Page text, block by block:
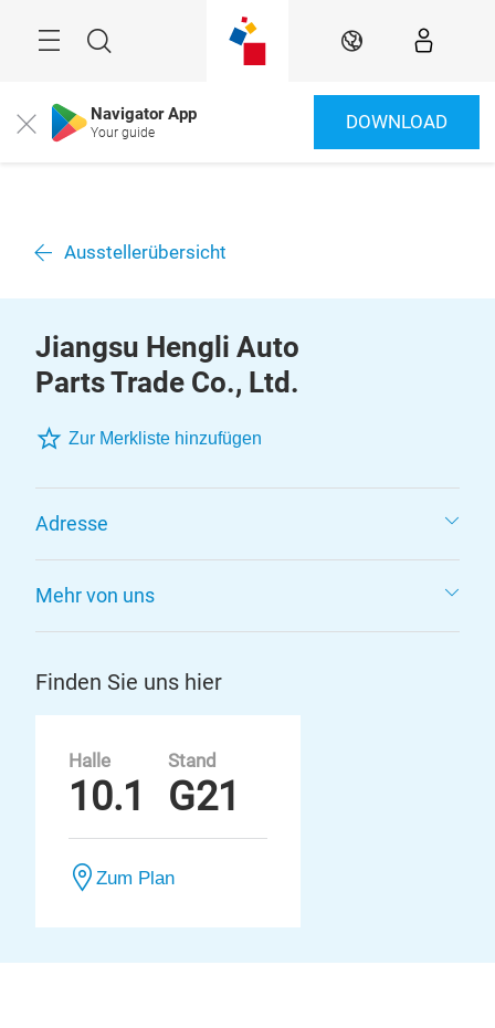
Suche DE
Close Navigator App
Your guide DOWNLOAD
Ausstellerübersicht
Jiangsu Hengli Auto
Parts Trade Co., Ltd.
Zur Merkliste hinzufügen
Adresse
Mehr von uns
Finden Sie uns hier
Halle
10.1
Stand
G21
Zum Plan